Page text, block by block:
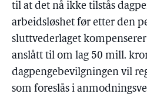
til at det nå ikke tilstås
arbeidsløshet før etter den
sluttvederlaget
anslått til om lag 50 mill.
dagpengebevilgningen vil
som foreslås i